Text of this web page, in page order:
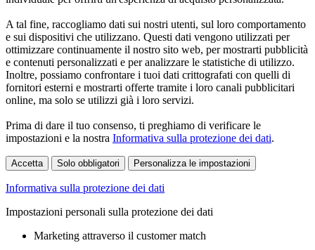
A tal fine, raccogliamo dati sui nostri utenti, sul loro comportamento
e sui dispositivi che utilizzano. Questi dati vengono utilizzati per
ottimizzare continuamente il nostro sito web, per mostrarti pubblicità
e contenuti personalizzati e per analizzare le statistiche di utilizzo.
Inoltre, possiamo confrontare i tuoi dati crittografati con quelli di
fornitori esterni e mostrarti offerte tramite i loro canali pubblicitari
online, ma solo se utilizzi già i loro servizi.
Prima di dare il tuo consenso, ti preghiamo di verificare le
impostazioni e la nostra Informativa sulla protezione dei dati.
Accetta Solo obbligatori Personalizza le impostazioni
Informativa sulla protezione dei dati
Impostazioni personali sulla protezione dei dati
Marketing attraverso il customer match